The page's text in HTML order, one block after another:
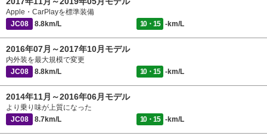
Apple・CarPlayを標準装備
JC08
8.8km/L 10・15 -km/L
2016年07月～2017年10月モデル
内外装を最大規模で変更
JC08
8.8km/L 10・15 -km/L
2014年11月～2016年06月モデル
より乗り味が上質になった
JC08
8.7km/L 10・15 -km/L